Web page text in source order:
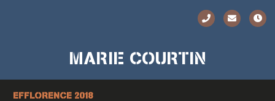
MARIE COURTIN
EFFLORENCE 2018